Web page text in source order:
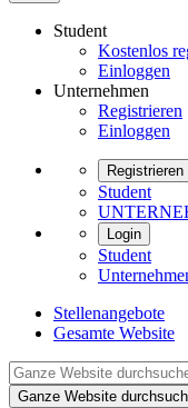
Student
Kostenlos
Einloggen
Unternehmen
Registrieren
Einloggen
Registrieren
Student
Login
Student
Stellenangebote
Gesamte Website